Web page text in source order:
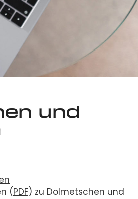
und
( PDF ) zu Dolmetschen und